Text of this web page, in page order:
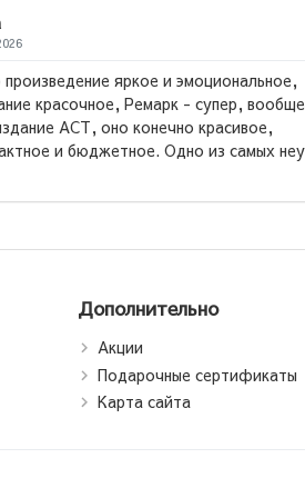
Александр Куприн:
Гранатовый браслет
Куприна
любимое
Дополнительно
Акции
Подарочные сертификаты
Карта сайта